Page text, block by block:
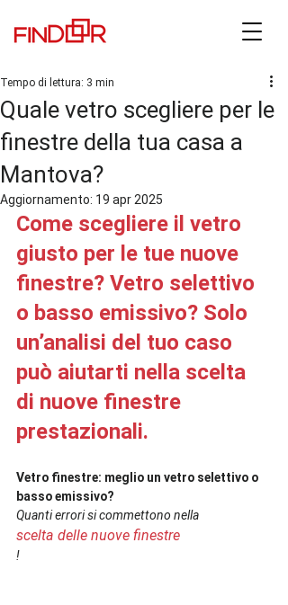
Quale vetro scegliere per le
finestre della tua casa a
Mantova?
Tempo di lettura: 3 min
Aggiornamento: 19 apr 2025
Come scegliere il vetro
giusto per le tue nuove
finestre? Vetro selettivo
o basso emissivo? Solo
un’analisi del tuo caso
può aiutarti nella scelta
di nuove finestre
prestazionali.
Vetro finestre: meglio un vetro selettivo o
basso emissivo?
Quanti errori si commettono nella
scelta delle nuove finestre
!